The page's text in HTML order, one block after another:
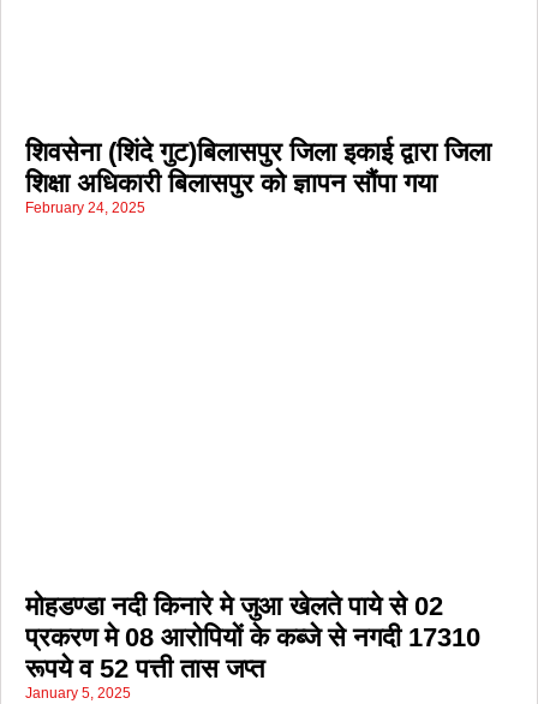
शिवसेना (शिंदे गुट)बिलासपुर जिला इकाई द्वारा जिला
शिक्षा अधिकारी बिलासपुर को ज्ञापन सौंपा गया
February 24, 2025
मोहडण्डा नदी किनारे मे जुआ खेलते पाये से 02
प्रकरण मे 08 आरोपियों के कब्जे से नगदी 17310
रूपये व 52 पत्ती तास जप्त
January 5, 2025